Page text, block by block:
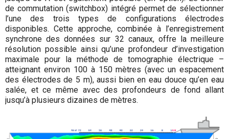
de commutation (switchbox) intégré permet de sélectionner
l’une des trois types de configurations électrodes
disponibles. Cette approche, combinée à l’enregistrement
synchrone des données sur 32 canaux, offre la meilleure
résolution possible ainsi qu’une profondeur d’investigation
maximale pour la méthode de tomographie électrique –
atteignant environ 100 à 150 mètres (avec un espacement
des électrodes de 5 m), aussi bien en eau douce qu’en eau
salée, et ce même avec des profondeurs de fond allant
jusqu’à plusieurs dizaines de mètres.